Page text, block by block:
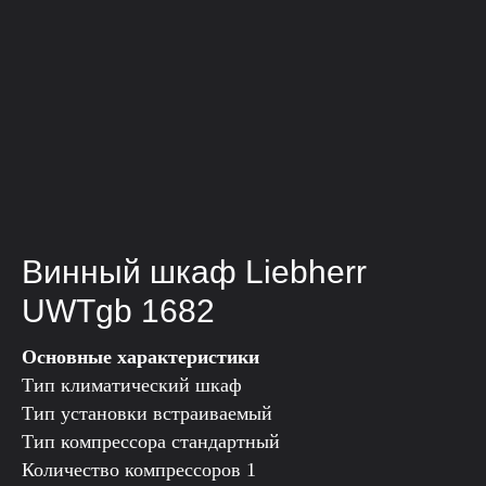
Винный шкаф Liebherr
UWTgb 1682
Основные характеристики
Тип климатический шкаф
Тип установки встраиваемый
Тип компрессора стандартный
Количество компрессоров 1